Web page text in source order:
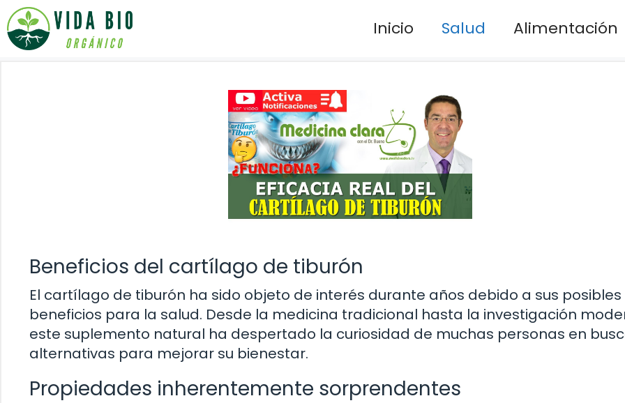
Saltar
al
contenido
Inicio Salud Alimentación
Beneficios del cartílago de tiburón
El cartílago de tiburón ha sido objeto de interés durante años debido a sus posibles
beneficios para la salud. Desde la medicina tradicional hasta la investigación
este suplemento natural ha despertado la curiosidad de muchas personas en
alternativas para mejorar su bienestar.
Propiedades inherentemente sorprendentes